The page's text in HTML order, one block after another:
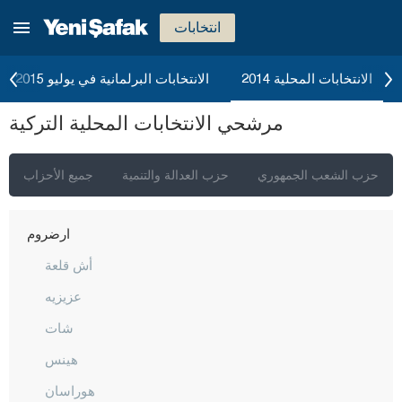
انتخابات
الانتخابات البرلمانية في يوليو 2015 الانتخابات المحلية 2014
مرشحي الانتخابات المحلية التركية
جميع الأحزاب حزب العدالة والتنمية حزب الشعب الجمهوري
دينيزلي
دياربكر
دوزجا
أدرنة
إيرزينجان
أرضروم
أش قلعة
عزيزيه
شات
هينس
هوراسان